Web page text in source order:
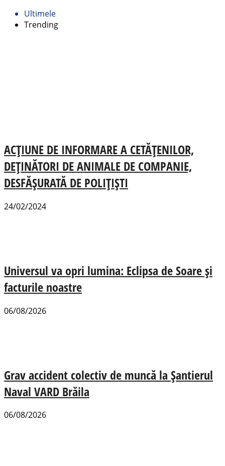
Ultimele
Trending
ACȚIUNE DE INFORMARE A CETĂȚENILOR,
DEȚINĂTORI DE ANIMALE DE COMPANIE,
DESFĂȘURATĂ DE POLIȚIȘTI
24/02/2024
Universul va opri lumina: Eclipsa de Soare și
facturile noastre
06/08/2026
Grav accident colectiv de muncă la Șantierul
Naval VARD Brăila
06/08/2026